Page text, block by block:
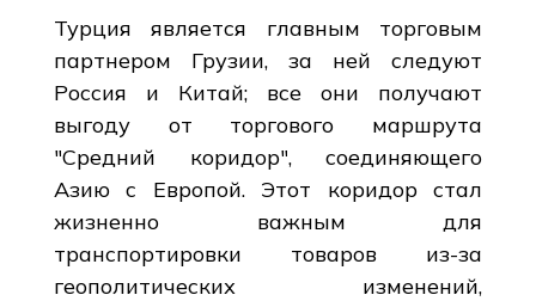
Турция является главным торговым
партнером Грузии, за ней следуют
Россия и Китай; все они получают
выгоду от торгового маршрута
"Средний коридор", соединяющего
Азию с Европой. Этот коридор стал
жизненно важным для
транспортировки товаров из-за
геополитических изменений,